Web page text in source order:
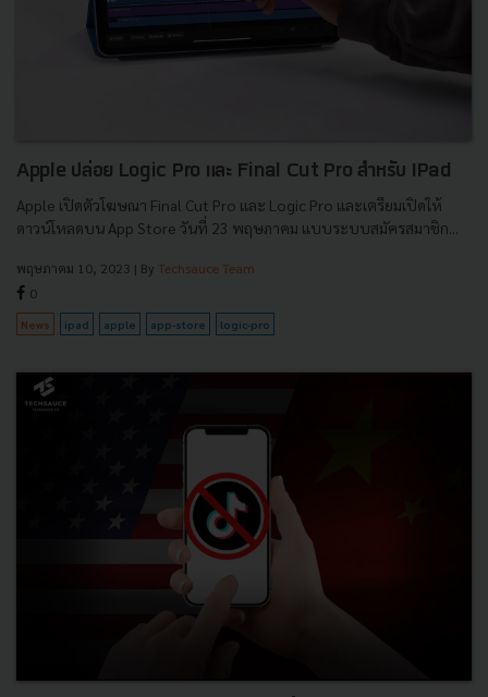
Apple ปล่อย Logic Pro และ Final Cut Pro สำหรับ IPad
Apple เปิดตัวโฆษณา Final Cut Pro และ Logic Pro และเตรียมเปิดให้
ดาวน์โหลดบน App Store วันที่ 23 พฤษภาคม แบบระบบสมัครสมาชิก...
พฤษภาคม 10, 2023 | By Techsauce Team
0
News ipad apple app-store logic-pro